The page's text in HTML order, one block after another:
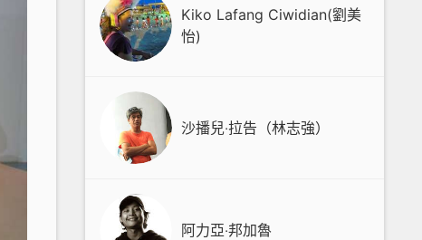
Kiko Lafang Ciwidian(劉美
怡)
沙播兒‧拉告（林志強）
阿力亞‧邦加魯